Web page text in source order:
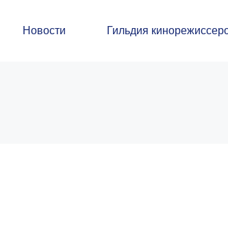
Новости Гильдия